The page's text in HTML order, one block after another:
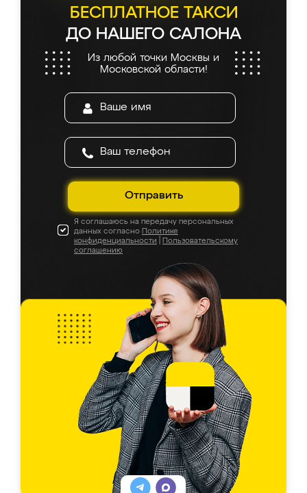
БЕСПЛАТНОЕ ТАКСИ
ДО НАШЕГО САЛОНА
Из любой точки Москвы и
Московской области!
Отправить
Я соглашаюсь на передачу персональных
данных согласно Политике
конфиденциальности
Пользовательскому
соглашению